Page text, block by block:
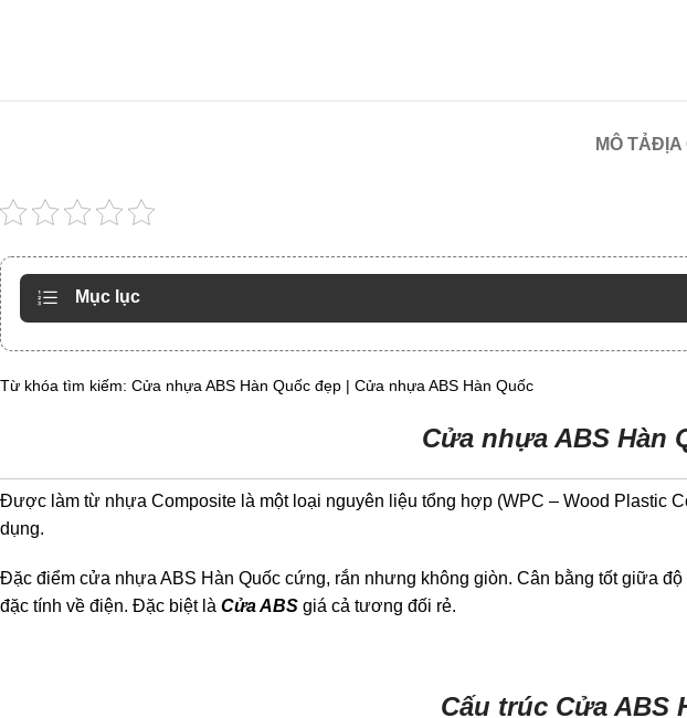
MÔ TẢĐỊA
Mục lục
Từ khóa tìm kiếm: Cửa nhựa ABS Hàn Quốc đẹp | Cửa nhựa ABS Hàn Quốc
Cửa nhựa ABS Hàn
Được làm từ nhựa Composite là một loại nguyên liệu tổng hợp (WPC – Wood Plastic
dụng.
Đặc điểm cửa nhựa ABS Hàn Quốc cứng, rắn nhưng không giòn. Cân bằng tốt giữa
đặc tính về điện. Đặc biệt là Cửa ABS giá cả tương đối rẻ.
Cấu trúc Cửa ABS